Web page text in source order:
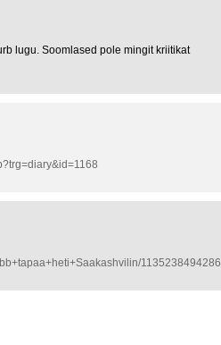
lugu. Soomlased pole mingit kriitikat
1135238494286